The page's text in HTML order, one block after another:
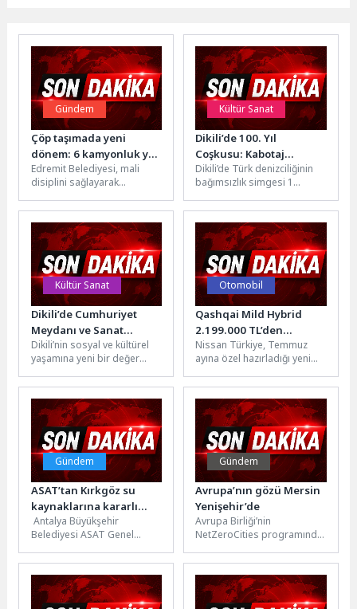
Gündem
Çöp taşımada yeni
dönem: 6 kamyonluk yük
tek seferde taşınacak
Edremit Belediyesi, mali
disiplini sağlayarak
güçlendirmesinin ardından
yatırımlarına hız verdi.
Belediye, hizmet
kapasitesini...
Kültür Sanat
Dikili’de 100. Yıl
Coşkusu: Kabotaj
Bayramı Büyük Katılımla
Kutlandı
Dikili’de Türk denizciliğinin
bağımsızlık simgesi 1
Kabotaj Bayramı'nın 100. yıl
dönümü düzenlenen...
Kültür Sanat
Dikili’de Cumhuriyet
Meydanı ve Sanat
Merkezi Heyecanı
Dikili’nin sosyal ve kültürel
yaşamına yeni bir değer
sanat merkezi...
Otomobil
Qashqai Mild Hybrid
2.199.000 TL’den
Başlayan Kampanyalı
Fiyatıyla Dikkat Çekiyor
Nissan Türkiye, Temmuz
ayına özel hazırladığı yeni
hafif ticari araç ürün
gamında...
Gündem
ASAT’tan Kırkgöz su
kaynaklarına kararlı
koruma
Antalya Büyükşehir
Belediyesi ASAT Genel
kaynaklarını korumaya
yönelik çalışmalarını büyük
bir...
Gündem
Avrupa’nın gözü Mersin
Yenişehir’de
Avrupa Birliği’nin
NetZeroCities programında
bırakarak ilk 22 arasına
giren tek ilçe belediyesi...